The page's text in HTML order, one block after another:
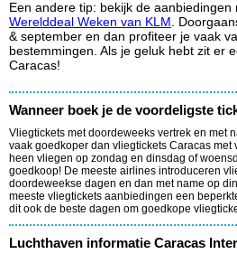
Een andere tip: bekijk de
Werelddeal Weken van KLM .
& september en dan profiteer je vaak
bestemmingen. Als je geluk hebt zit er
Caracas!
Wanneer boek je de voordeligste
Vliegtickets met doordeweeks vertrek en met
vaak goedkoper dan vliegtickets Caracas met
heen vliegen op zondag en dinsdag of
goedkoop! De meeste airlines introduceren
doordeweekse dagen en dan met name op
meeste vliegtickets aanbiedingen een
dit ook de beste dagen om goedkope
Luchthaven informatie Caracas